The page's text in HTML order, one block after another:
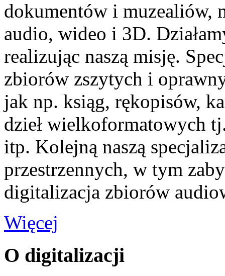
dokumentów i
audio, wideo i 3D.
realizując naszą misję.
zbiorów zszytych i
jak np. ksiąg, rękopisów,
dzieł wielkoformatowych
itp. Kolejną naszą
przestrzennych, w tym
digitalizacja zbiorów
Więcej
O digitalizacji